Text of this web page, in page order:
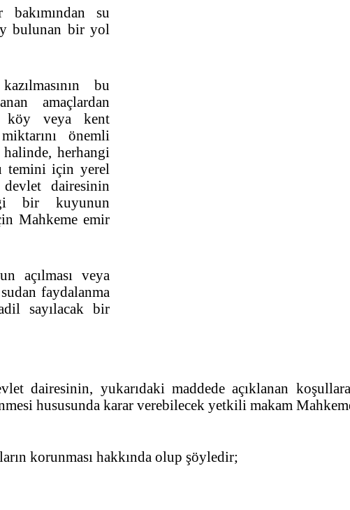
su
bulunan bir yol
bu
amaçlardan
veya kent
önemli
halinde, herhangi
temini için yerel
dairesinin
bir kuyunun
Mahkeme emir
veya
faydalanma
sayılacak bir
dairesinin, yukarıdaki maddede açıklanan
hususunda karar verebilecek yetkili makam
korunması hakkında olup şöyledir;